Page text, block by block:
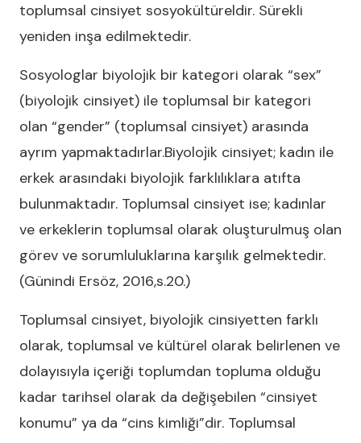
toplumsal cinsiyet sosyokültüreldir. Sürekli
yeniden inşa edilmektedir.
Sosyologlar biyolojik bir kategori olarak “sex”
(biyolojik cinsiyet) ile toplumsal bir kategori
olan “gender” (toplumsal cinsiyet) arasında
ayrım yapmaktadırlar.Biyolojik cinsiyet; kadın ile
erkek arasındaki biyolojik farklılıklara atıfta
bulunmaktadır. Toplumsal cinsiyet ise; kadınlar
ve erkeklerin toplumsal olarak oluşturulmuş olan
görev ve sorumluluklarına karşılık gelmektedir.
(Günindi Ersöz, 2016,s.20.)
Toplumsal cinsiyet, biyolojik cinsiyetten farklı
olarak, toplumsal ve kültürel olarak belirlenen ve
dolayısıyla içeriği toplumdan topluma olduğu
kadar tarihsel olarak da değişebilen “cinsiyet
konumu” ya da “cins kimliği”dir. Toplumsal